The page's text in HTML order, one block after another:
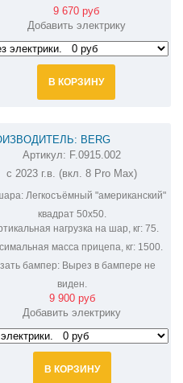
9 670 руб
Добавить электрику
В КОРЗИНУ
BERG
НА CHERY TIGGO 8 PRO
F.0915.002
Артикул: F.0915.002
с 2023 г.в. (вкл. 8 Pro Max)
Легкосъёмный "американский"
квадрат 50х50.
нагрузка на шар, кг:75.
масса прицепа, кг:1500.
бампер:Вырез в бампере не
виден.
9 900 руб
Добавить электрику
В КОРЗИНУ